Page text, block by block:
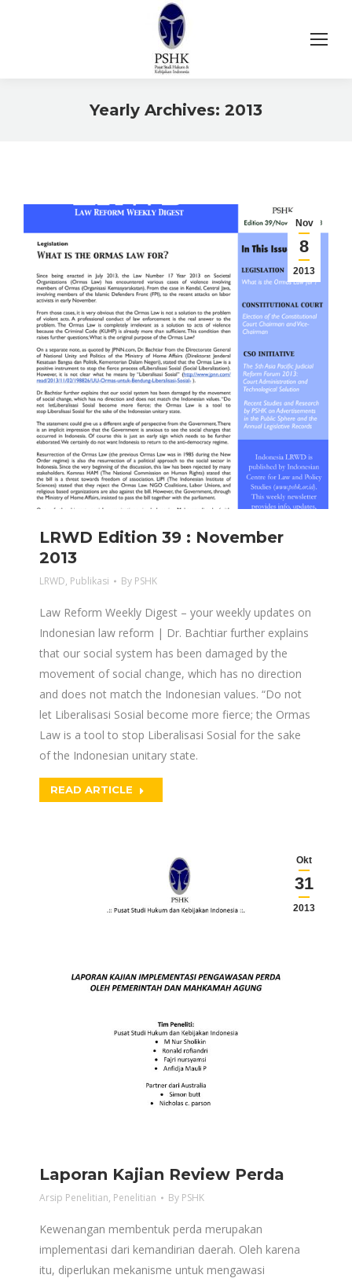
Yearly Archives: 2013
Nov
8
2013
LRWD Edition 39 : November
2013
LRWD, Publikasi By PSHK
Law Reform Weekly Digest – your weekly updates on
Indonesian law reform | Dr. Bachtiar further explains
that our social system has been damaged by the
movement of social change, which has no direction
and does not match the Indonesian values. “Do not
let Liberalisasi Sosial become more fierce; the Ormas
Law is a tool to stop Liberalisasi Sosial for the sake
of the Indonesian unitary state.
READ ARTICLE
Okt
31
2013
Laporan Kajian Review Perda
Arsip Penelitian, Penelitian By PSHK
Kewenangan membentuk perda merupakan
implementasi dari kemandirian daerah. Oleh karena
itu, diperlukan mekanisme untuk mengawasi